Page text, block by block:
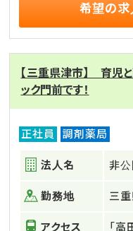
希望の求
【三重県津市】 育児
ック門前です！
正社員 調剤薬局
法人名 非
勤務地 三
アクセス 「高